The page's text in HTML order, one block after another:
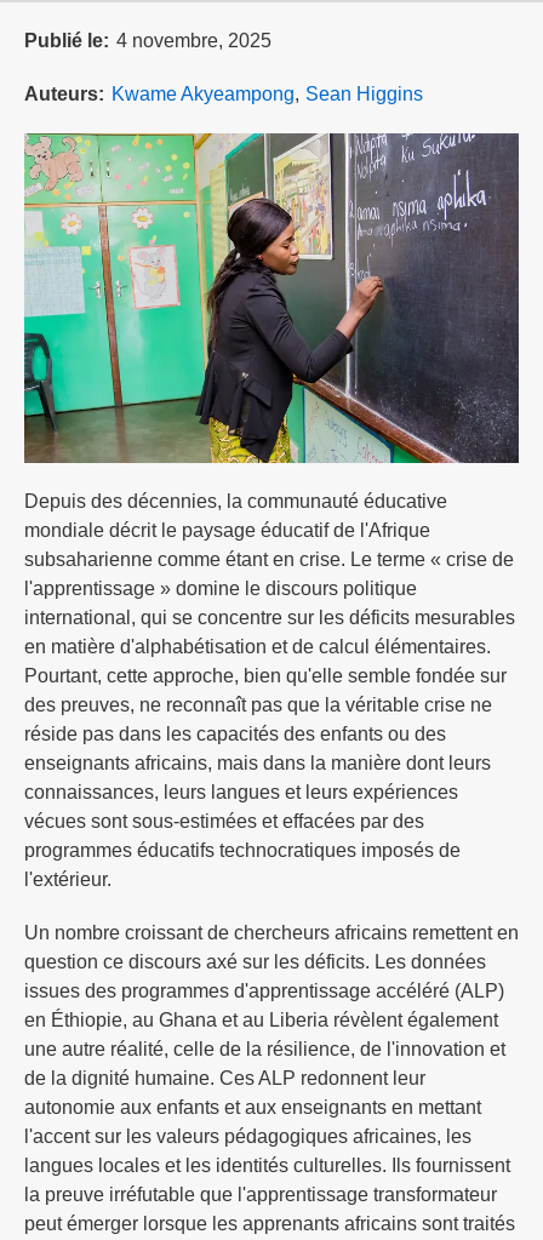
Publié le 4 novembre, 2025
Auteurs Kwame Akyeampong Sean Higgins
Depuis des décennies, la communauté éducative
mondiale décrit le paysage éducatif de l'Afrique
subsaharienne comme étant en crise. Le terme « crise de
l'apprentissage » domine le discours politique
international, qui se concentre sur les déficits mesurables
en matière d'alphabétisation et de calcul élémentaires.
Pourtant, cette approche, bien qu'elle semble fondée sur
des preuves, ne reconnaît pas que la véritable crise ne
réside pas dans les capacités des enfants ou des
enseignants africains, mais dans la manière dont leurs
connaissances, leurs langues et leurs expériences
vécues sont sous-estimées et effacées par des
programmes éducatifs technocratiques imposés de
l'extérieur.
Un nombre croissant de chercheurs africains remettent en
question ce discours axé sur les déficits. Les données
issues des programmes d'apprentissage accéléré (ALP)
en Éthiopie, au Ghana et au Liberia révèlent également
une autre réalité, celle de la résilience, de l'innovation et
de la dignité humaine. Ces ALP redonnent leur
autonomie aux enfants et aux enseignants en mettant
l'accent sur les valeurs pédagogiques africaines, les
langues locales et les identités culturelles. Ils fournissent
la preuve irréfutable que l'apprentissage transformateur
peut émerger lorsque les apprenants africains sont traités